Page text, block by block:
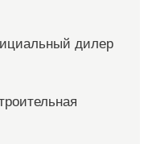
дилер